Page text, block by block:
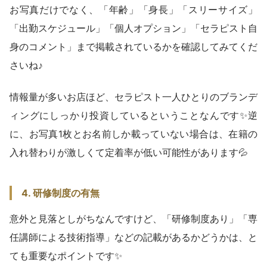
お写真だけでなく、「年齢」「身長」「スリーサイズ」
「出勤スケジュール」「個人オプション」「セラピスト自
身のコメント」まで掲載されているかを確認してみてくだ
さいね♪
情報量が多いお店ほど、セラピスト一人ひとりのブランデ
ィングにしっかり投資しているということなんです✨逆
に、お写真1枚とお名前しか載っていない場合は、在籍の
入れ替わりが激しくて定着率が低い可能性があります💦
4. 研修制度の有無
意外と見落としがちなんですけど、「研修制度あり」「専
任講師による技術指導」などの記載があるかどうかは、と
ても重要なポイントです✨